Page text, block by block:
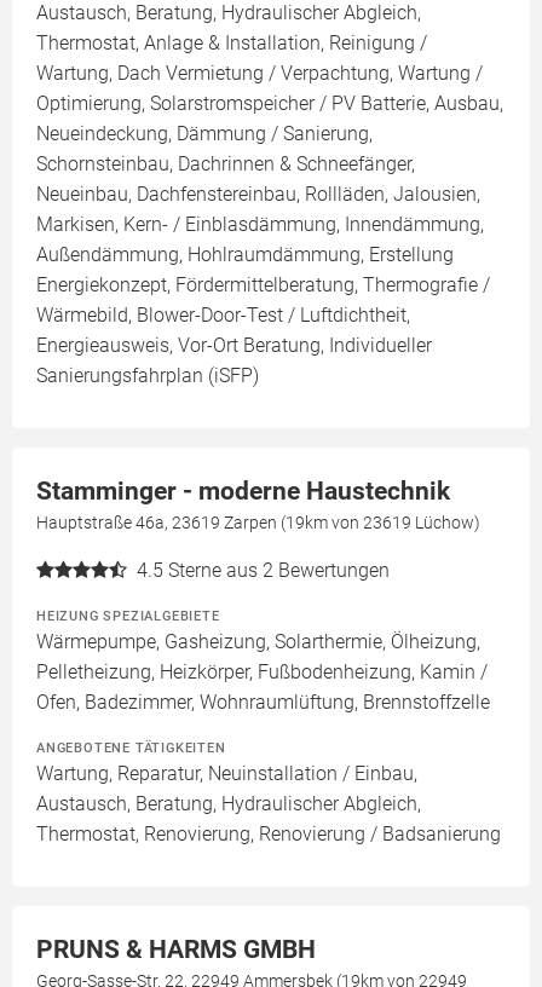
Austausch, Beratung, Hydraulischer Abgleich,
Thermostat, Anlage & Installation, Reinigung /
Wartung, Dach Vermietung / Verpachtung, Wartung /
Optimierung, Solarstromspeicher / PV Batterie, Ausbau,
Neueindeckung, Dämmung / Sanierung,
Schornsteinbau, Dachrinnen & Schneefänger,
Neueinbau, Dachfenstereinbau, Rollläden, Jalousien,
Markisen, Kern- / Einblasdämmung, Innendämmung,
Außendämmung, Hohlraumdämmung, Erstellung
Energiekonzept, Fördermittelberatung, Thermografie /
Wärmebild, Blower-Door-Test / Luftdichtheit,
Energieausweis, Vor-Ort Beratung, Individueller
Sanierungsfahrplan (iSFP)
Stamminger - moderne Haustechnik
Hauptstraße 46a, 23619 Zarpen (19km von 23619 Lüchow)
4.5 Sterne aus 2 Bewertungen
HEIZUNG SPEZIALGEBIETE
Wärmepumpe, Gasheizung, Solarthermie, Ölheizung,
Pelletheizung, Heizkörper, Fußbodenheizung, Kamin /
Ofen, Badezimmer, Wohnraumlüftung, Brennstoffzelle
ANGEBOTENE TÄTIGKEITEN
Wartung, Reparatur, Neuinstallation / Einbau,
Austausch, Beratung, Hydraulischer Abgleich,
Thermostat, Renovierung, Renovierung / Badsanierung
PRUNS & HARMS GMBH
Georg-Sasse-Str. 22, 22949 Ammersbek (19km von 22949